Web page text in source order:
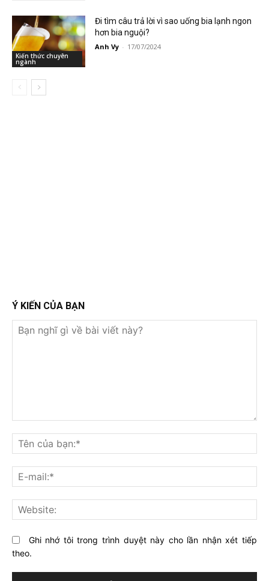
Kiến thức chuyên
ngành
Đi tìm câu trả lời vì sao uống bia lạnh ngon
hơn bia nguội?
Anh Vy - 17/07/2024
Ý KIẾN CỦA BẠN
nghĩ
gì
về
bài
viết
này?
Ghi nhớ tôi trong trình duyệt này cho lần nhận xét tiếp
theo.